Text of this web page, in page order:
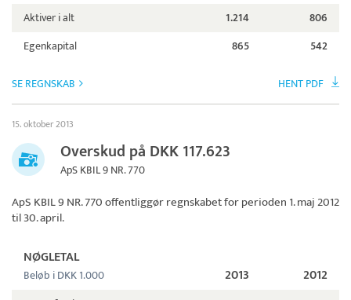
Aktiver i alt
1.214
806
Egenkapital
865 542
SE REGNSKAB HENT PDF
15. oktober 2013
Overskud på DKK 117.623
ApS KBIL 9 NR. 770
ApS KBIL 9 NR. 770offentliggør regnskabet for perioden 1. maj 2012
til 30. april.
NØGLETAL
Beløb i DKK 1.000 2013 2012